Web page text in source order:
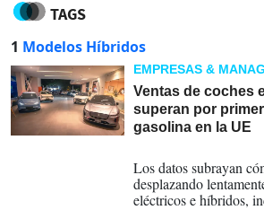
TAGS
1 Modelos Híbridos
EMPRESAS &
Ventas de coches
superan por
gasolina en la UE
Los datos subrayan
desplazando
eléctricos e híbridos,